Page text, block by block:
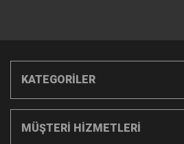
KATEGORİLER
MÜŞTERİ HİZMETLERİ